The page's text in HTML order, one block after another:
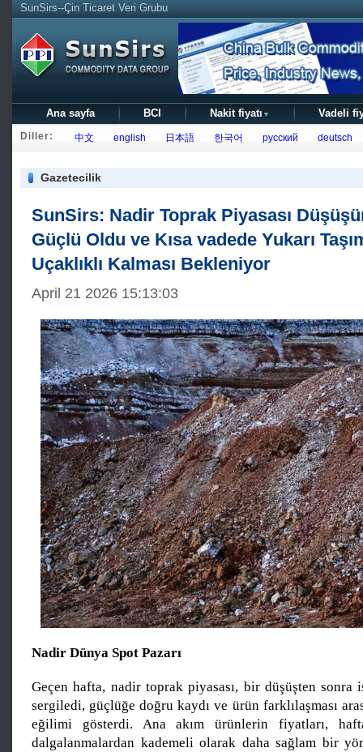
SunSirs--Çin Ticaret Veri Grubu
Ana sayfa BCI Nakit fiyatı ▼ Vadeli
Diller: 中文 english 日本語 한국어 русский deutsch
Gazetecilik
SunSirs: Nadir Toprak Piyasası
Güçlü Oldu ve Kısa vadede Yukarı
Uçaklıklı Kalması Bekleniyor
April 21 2026 15:13:03
Nadir Dünya Spot Pazarı
Geçen hafta, nadir toprak piyasası, bir düşüşten
sergiledi, güçlüğe doğru kaydı ve ürün farklılaşması
eğilimi gösterdi. Ana akım ürünlerin fiyatları,
dalgalanmalardan kademeli olarak daha sağlam bir